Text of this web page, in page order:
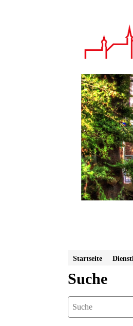
Startseite
Suche